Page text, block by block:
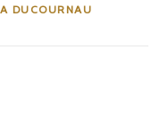
DUCOURNAU